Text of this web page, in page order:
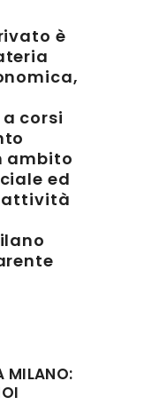
è
corsi
ambito
ed
MILANO: